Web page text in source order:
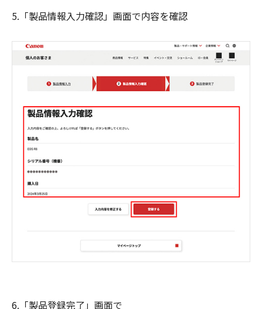
5.「製品情報入力確認」画面で内容を確認
6.「製品登録完了」画面で